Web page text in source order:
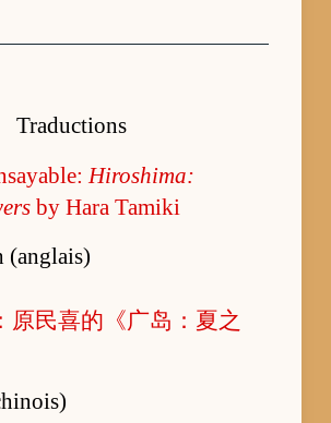
Traductions
Hiroshima:
by Hara Tamiki
(anglais)
原民喜的《广岛：夏之